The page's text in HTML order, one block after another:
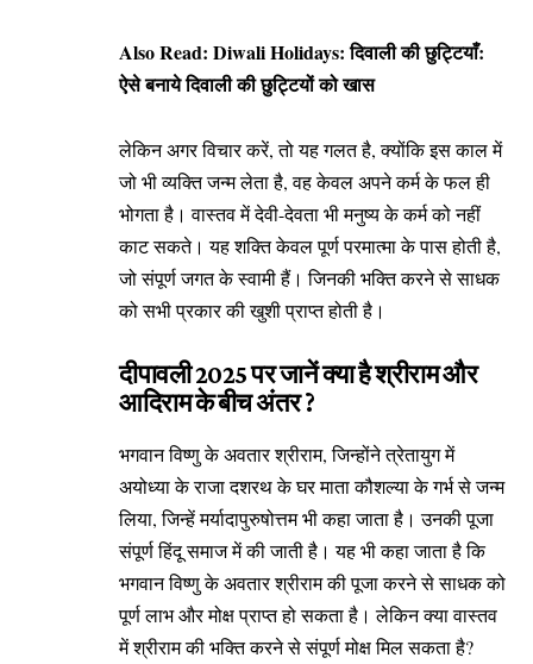
Also Read: Diwali Holidays: दिवाली की छुट्टियाँ:
ऐसे बनाये दिवाली की छुट्टियों को खास
लेकिन अगर विचार करें, तो यह गलत है, क्योंकि इस काल में
जो भी व्यक्ति जन्म लेता है, वह केवल अपने कर्म के फल ही
भोगता है। वास्तव में देवी-देवता भी मनुष्य के कर्म को नहीं
काट सकते। यह शक्ति केवल पूर्ण परमात्मा के पास होती है,
जो संपूर्ण जगत के स्वामी हैं। जिनकी भक्ति करने से साधक
को सभी प्रकार की खुशी प्राप्त होती है।
दीपावली 2025 पर जानें क्या है श्रीराम और
आदिराम के बीच अंतर ?
भगवान विष्णु के अवतार श्रीराम, जिन्होंने त्रेतायुग में
अयोध्या के राजा दशरथ के घर माता कौशल्या के गर्भ से जन्म
लिया, जिन्हें मर्यादापुरुषोत्तम भी कहा जाता है। उनकी पूजा
संपूर्ण हिंदू समाज में की जाती है। यह भी कहा जाता है कि
भगवान विष्णु के अवतार श्रीराम की पूजा करने से साधक को
पूर्ण लाभ और मोक्ष प्राप्त हो सकता है। लेकिन क्या वास्तव
में श्रीराम की भक्ति करने से संपूर्ण मोक्ष मिल सकता है?